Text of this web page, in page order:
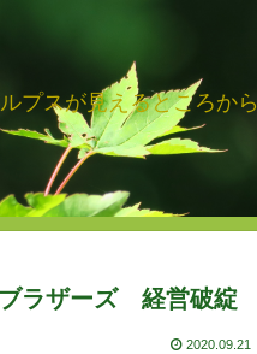
プスが見えるところから
ラザーズ 経営破綻
2020.09.21